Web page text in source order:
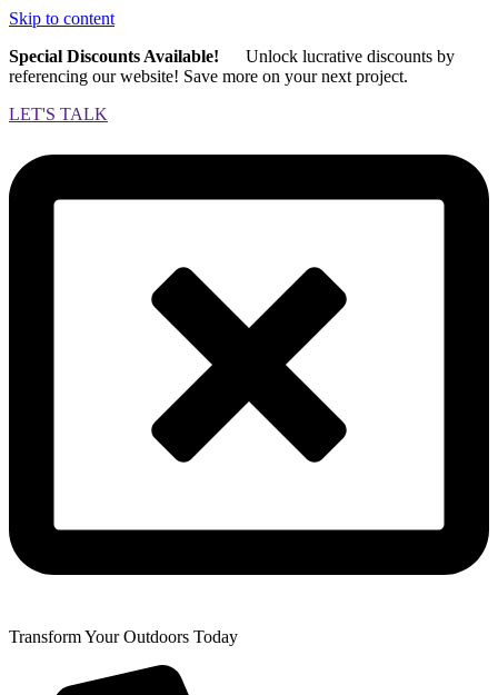
Skip to content
Special Discounts Available! Unlock lucrative discounts by
referencing our website! Save more on your next project.
LET'S TALK
Transform Your Outdoors Today